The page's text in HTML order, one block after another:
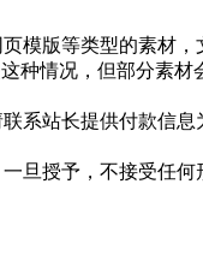
模版等类型的素材
种情况，但部分素材
系站长提供付款信息
旦授予，不接受任